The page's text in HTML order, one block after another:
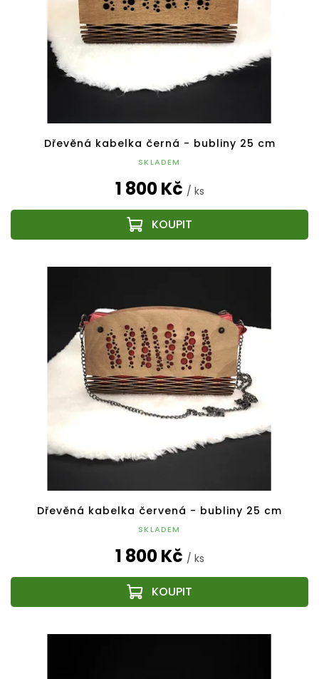
Dřevěná kabelka černá - bubliny 25 cm
SKLADEM
1 800 Kč / ks
Dřevěná kabelka červená - bubliny 25 cm
SKLADEM
1 800 Kč / ks